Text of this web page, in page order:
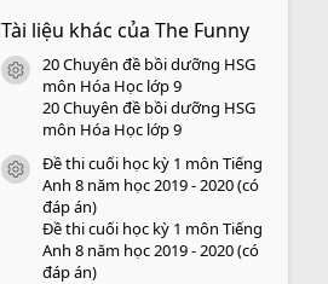
0
0
s
a
o
Tài liệu khác của The Funny
icon tài liệu
20 Chuyên đề bồi dưỡng HSG
môn Hóa Học lớp 9
20 Chuyên đề bồi dưỡng HSG
môn Hóa Học lớp 9
icon tài liệu
Đề thi cuối học kỳ 1 môn Tiếng
Anh 8 năm học 2019 - 2020 (có
đáp án)
Đề thi cuối học kỳ 1 môn Tiếng
Anh 8 năm học 2019 - 2020 (có
đáp án)